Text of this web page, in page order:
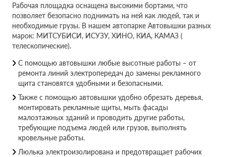
Рабочая площадка оснащена высокими бортами, что
позволяет безопасно поднимать на ней как людей, так и
необходимые грузы. В нашем автопарке Автовышки разных
марок: МИТСУБИСИ, ИСУЗУ, ХИНО, КИА, КАМАЗ (
телескопические).
С помощью автовышки любые высотные работы – от
ремонта линий электропередач до замены рекламного
щита становятся удобными и безопасными.
Также с помощью автовышки удобно обрезать деревья,
монтировать рекламные щиты, мыть фасады
малоэтажных зданий и проводить другие работы,
требующие подъема людей или грузов, выполнять
кровельные работы.
Люлька электроизолирована и предотвращает рабочих